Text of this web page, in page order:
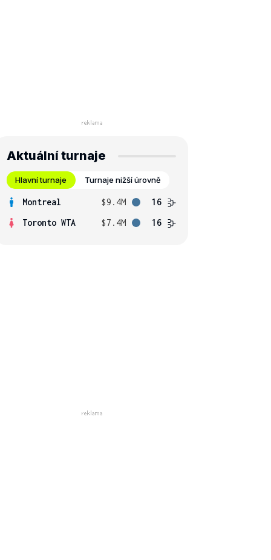
Aktuální turnaje
Hlavní turnaje Turnaje nižší úrovně
Montreal $9.4M
16
Toronto WTA
$7.4M 16